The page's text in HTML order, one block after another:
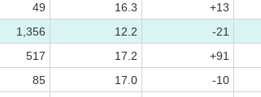
49 16.3 +13
1,356 12.2 -21
517 17.2 +91
85 17.0 -10